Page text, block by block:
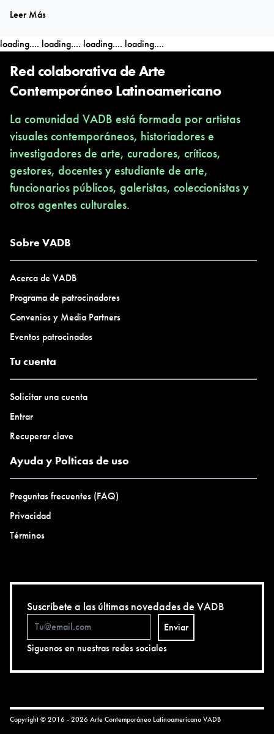
Leer Más
loading.... loading.... loading.... loading....
Red colaborativa de Arte
Contemporáneo Latinoamericano
La comunidad VADB está formada por artistas
visuales contemporáneos, historiadores e
investigadores de arte, curadores, críticos,
gestores, docentes y estudiante de arte,
funcionarios públicos, galeristas, coleccionistas y
otros agentes culturales.
Sobre VADB
Acerca de VADB
Programa de patrocinadores
Convenios y Media Partners
Eventos patrocinados
Tu cuenta
Solicitar una cuenta
Entrar
Recuperar clave
Ayuda y Polticas de uso
Preguntas frecuentes (FAQ)
Privacidad
Términos
Suscríbete a las últimas novedades de VADB
Enviar
Siguenos en nuestras redes sociales
Copyright © 2016 - 2026 Arte Contemporáneo LatinoamericanoVADB